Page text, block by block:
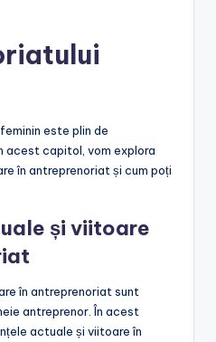
este plin de
acest capitol, vom explora
în antreprenoriat și cum poți
și viitoare
în antreprenoriat sunt
antreprenor. În acest
actuale și viitoare în